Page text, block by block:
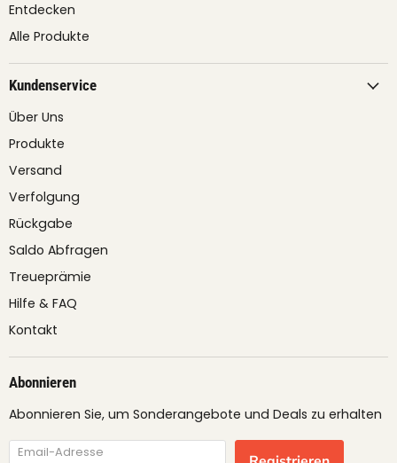
Entdecken
Alle Produkte
Kundenservice
Über Uns
Produkte
Versand
Verfolgung
Rückgabe
Saldo Abfragen
Treueprämie
Hilfe & FAQ
Kontakt
Abonnieren
Abonnieren Sie, um Sonderangebote und Deals zu erhalten
Email-Adresse